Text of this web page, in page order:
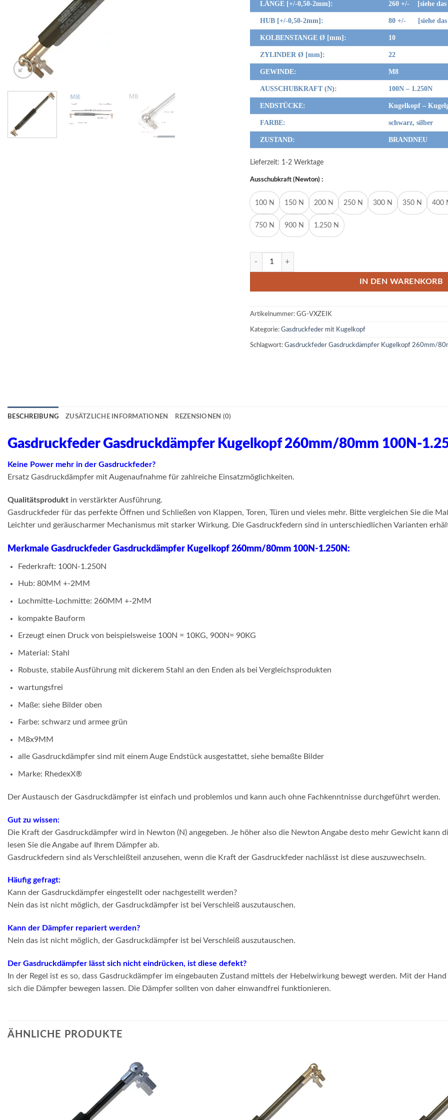
LÄNGE [+/-0,50-2mm]: 260 +/- [siehe
HUB [+/-0,50-2mm]: 80 +/- [siehe das
KOLBENSTANGE Ø [mm]: 10
ZYLINDER Ø [mm]: 22
GEWINDE: M8
AUSSCHUBKRAFT (N): 100N – 1.250N
ENDSTÜCKE: Kugelkopf –
FARBE: schwarz, silber
ZUSTAND: BRANDNEU
Lieferzeit: 1-2 Werktage
Ausschubkraft (Newton) :
100 N 150 N 200 N 250 N 300 N 350 N 400
750 N 900 N 1.250 N
Gasdruckfeder Gasdruckdämpfer Kugelkopf 260mm/80mm
IN DEN WARENKORB
Artikelnummer: GG-VXZEIK
Kategorie: Gasdruckfeder mit Kugelkopf
Schlagwort: Gasdruckfeder Gasdruckdämpfer Kugelkopf 260mm/
BESCHREIBUNG ZUSÄTZLICHE INFORMATIONEN REZENSIONEN (0)
Gasdruckfeder Gasdruckdämpfer Kugelkopf 260mm/80mm 100N-
Keine Power mehr in der Gasdruckfeder?
Ersatz Gasdruckdämpfer mit Augenaufnahme für zahlreiche Einsatzmöglichkeiten.
Qualitätsprodukt in verstärkter Ausführung.
Gasdruckfeder für das perfekte Öffnen und Schließen von Klappen, Toren, Türen und vieles mehr. Bitte vergleichen Sie die
Leichter und geräuscharmer Mechanismus mit starker Wirkung. Die Gasdruckfedern sind in unterschiedlichen Varianten
Merkmale Gasdruckfeder Gasdruckdämpfer Kugelkopf 260mm/80mm 100N-1.250N:
Federkraft: 100N-1.250N
Hub: 80MM +-2MM
Lochmitte-Lochmitte: 260MM +-2MM
kompakte Bauform
Erzeugt einen Druck von beispielsweise 100N = 10KG, 900N= 90KG
Material: Stahl
Robuste, stabile Ausführung mit dickerem Stahl an den Enden als bei Vergleichsprodukten
wartungsfrei
Maße: siehe Bilder oben
Farbe: schwarz und armee grün
M8x9MM
alle Gasdruckdämpfer sind mit einem Auge Endstück ausgestattet, siehe bemaßte Bilder
Marke: RhedexX®
Der Austausch der Gasdruckdämpfer ist einfach und problemlos und kann auch ohne Fachkenntnisse durchgeführt werden.
Gut zu wissen:
Die Kraft der Gasdruckdämpfer wird in Newton (N) angegeben. Je höher also die Newton Angabe desto mehr Gewicht kann
lesen Sie die Angabe auf Ihrem Dämpfer ab.
Gasdruckfedern sind als Verschleißteil anzusehen, wenn die Kraft der Gasdruckfeder nachlässt ist diese auszuwechseln.
Häufig gefragt:
Kann der Gasdruckdämpfer eingestellt oder nachgestellt werden?
Nein das ist nicht möglich, der Gasdruckdämpfer ist bei Verschleiß auszutauschen.
Kann der Dämpfer repariert werden?
Nein das ist nicht möglich, der Gasdruckdämpfer ist bei Verschleiß auszutauschen.
Der Gasdruckdämpfer lässt sich nicht eindrücken, ist diese defekt?
In der Regel ist es so, dass Gasdruckdämpfer im eingebauten Zustand mittels der Hebelwirkung bewegt werden. Mit der
sich die Dämpfer bewegen lassen. Die Dämpfer sollten von daher einwandfrei funktionieren.
ÄHNLICHE PRODUKTE